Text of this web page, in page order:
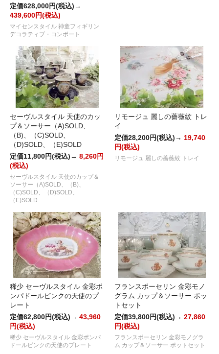
定価628,000円(税込)→
439,600円(税込)
マイセンスタイル 神童フィギリン
デコラティブ・コンポート
セーヴルスタイル 天使のカッ
プ＆ソーサー（A)SOLD、
（B)、（C)SOLD、
（D)SOLD、（E)SOLD
定価11,800円(税込)→ 8,260円
(税込)
セーヴルスタイル 天使のカップ＆
ソーサー（A)SOLD、（B)、
（C)SOLD、（D)SOLD、
（E)SOLD
リモージュ 麗しの薔薇紋 トレ
イ
定価28,200円(税込)→ 19,740
円(税込)
リモージュ 麗しの薔薇紋 トレイ
稀少 セーヴルスタイル 金彩ポ
ンパドールピンクの天使のプ
レート
定価62,800円(税込)→ 43,960
円(税込)
稀少 セーヴルスタイル 金彩ポンパ
ドールピンクの天使のプレート
フランスポーセリン 金彩モノ
グラム カップ＆ソーサー ポッ
トセット
定価39,800円(税込)→ 27,860
円(税込)
フランスポーセリン 金彩モノグラ
ム カップ＆ソーサー ポットセット